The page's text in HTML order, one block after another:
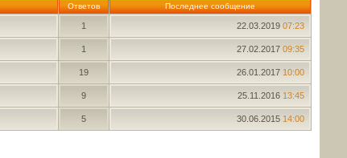
Ответов Последнее сообщение
1 22.03.2019 07:23
1 27.02.2017 09:35
19 26.01.2017 10:00
9 25.11.2016 13:45
5 30.06.2015 14:00